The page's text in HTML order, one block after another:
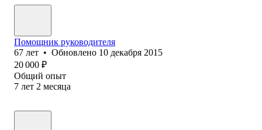
Помощник руководителя
67 лет • Обновлено 10 декабря 2015
20 000 ₽
Общий опыт
7 лет 2 месяца